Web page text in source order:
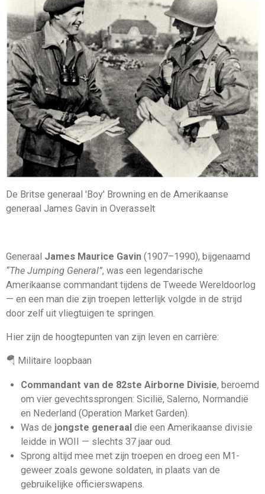
De Britse generaal 'Boy' Browning en de Amerikaanse
generaal James Gavin in Overasselt
Generaal James Maurice Gavin (1907–1990), bijgenaamd
“The Jumping General”, was een legendarische
Amerikaanse commandant tijdens de Tweede Wereldoorlog
— en een man die zijn troepen letterlijk volgde in de strijd
door zelf uit vliegtuigen te springen.
Hier zijn de hoogtepunten van zijn leven en carrière:
🪂 Militaire loopbaan
Commandant van de 82ste Airborne Divisie, beroemd
om vier gevechtssprongen: Sicilië, Salerno, Normandië
en Nederland (Operation Market Garden).
Was de jongste generaaldie een Amerikaanse divisie
leidde in WOII — slechts 37 jaar oud.
Sprong altijd mee met zijn troepen en droeg een M1-
geweer zoals gewone soldaten, in plaats van de
gebruikelijke officierswapens.